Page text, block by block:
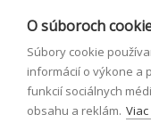
Môj profil
Zabudnuté heslo
O súboroch
Súbory cookie
informácií o výkone a
funkcií sociálnych
obsahu a reklám.